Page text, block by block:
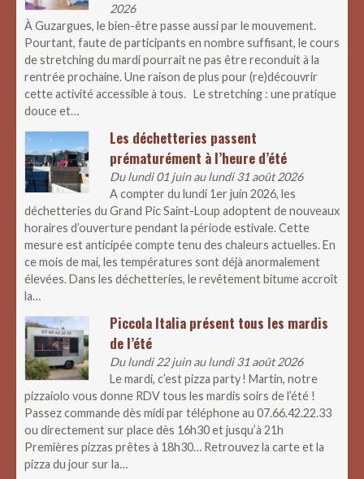
2026
À Guzargues, le bien-être passe aussi par le mouvement.
Pourtant, faute de participants en nombre suffisant, le cours
de stretching du mardi pourrait ne pas être reconduit à la
rentrée prochaine. Une raison de plus pour (re)découvrir
cette activité accessible à tous. Le stretching : une pratique
douce et…
Les déchetteries passent
prématurément à l’heure d’été
Du lundi 01 juin au lundi 31 août 2026
A compter du lundi 1er juin 2026, les
déchetteries du Grand Pic Saint-Loup adoptent de nouveaux
horaires d’ouverture pendant la période estivale. Cette
mesure est anticipée compte tenu des chaleurs actuelles. En
ce mois de mai, les températures sont déjà anormalement
élevées. Dans les déchetteries, le revêtement bitume accroît
la…
Piccola Italia présent tous les mardis
de l’été
Du lundi 22 juin au lundi 31 août 2026
Le mardi, c’est pizza party ! Martin, notre
pizzaiolo vous donne RDV tous les mardis soirs de l’été !
Passez commande dès midi par téléphone au 07.66.42.22.33
ou directement sur place dès 16h30 et jusqu’à 21h
Premières pizzas prêtes à 18h30… Retrouvez la carte et la
pizza du jour sur la…